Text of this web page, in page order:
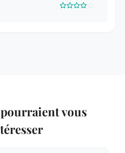
pourraient vous